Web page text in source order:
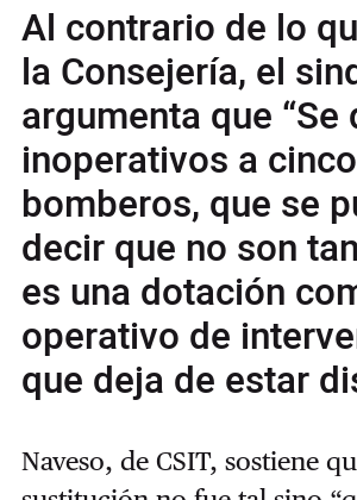
Al contrario de lo
la Consejería, el
argumenta que “Se
inoperativos a cinco
bomberos, que se
decir que no son
es una dotación
operativo de
que deja de estar
Naveso, de CSIT, sostiene